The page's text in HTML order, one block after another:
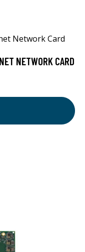
NETWORK CARD